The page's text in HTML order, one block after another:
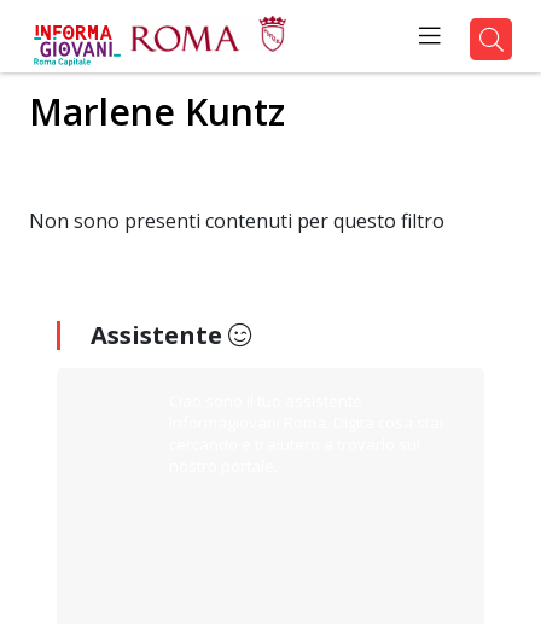
Marlene Kuntz
Non sono presenti contenuti per questo filtro
Assistente